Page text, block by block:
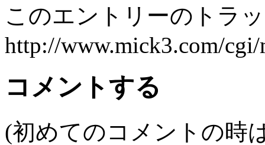
このエントリーのトラ
http://www.mick3.com/
コメントする
(初めてのコメントの時